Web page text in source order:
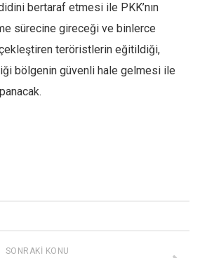
bertaraf etmesi ile PKK’nın
sürecine gireceği ve binlerce
teröristlerin eğitildiği,
bölgenin güvenli hale gelmesi ile
SONRAKI KONU